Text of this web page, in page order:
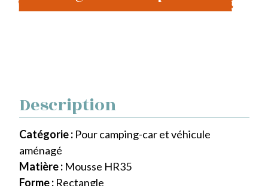
Description
Catégorie : Pour camping-car et véhicule
aménagé
Matière : Mousse HR35
Forme : Rectangle